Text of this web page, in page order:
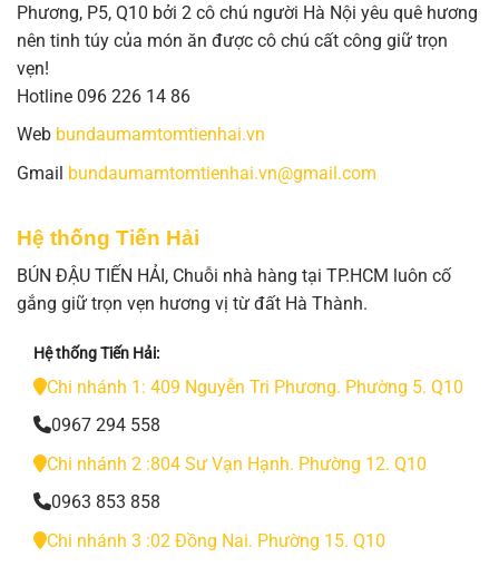
Phương, P5, Q10 bởi 2 cô chú người Hà Nội yêu quê hương
nên tinh túy của món ăn được cô chú cất công giữ trọn
vẹn!
Hotline 096 226 14 86
Web bundaumamtomtienhai.vn
Gmail bundaumamtomtienhai.vn@gmail.com
Hệ thống Tiến Hải
BÚN ĐẬU TIẾN HẢI, Chuỗi nhà hàng tại TP.HCM luôn cố
gắng giữ trọn vẹn hương vị từ đất Hà Thành.
Hệ thống Tiến Hải:
Chi nhánh 1: 409 Nguyễn Tri Phương. Phường 5. Q10
0967 294 558
Chi nhánh 2 :804 Sư Vạn Hạnh. Phường 12. Q10
0963 853 858
Chi nhánh 3 :02 Đồng Nai. Phường 15. Q10